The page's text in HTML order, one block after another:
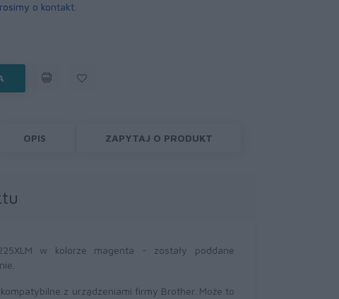
o kontakt
OPIS ZAPYTAJ O PRODUKT
w kolorze magenta - zostały poddane
z urządzeniami firmy Brother. Może to